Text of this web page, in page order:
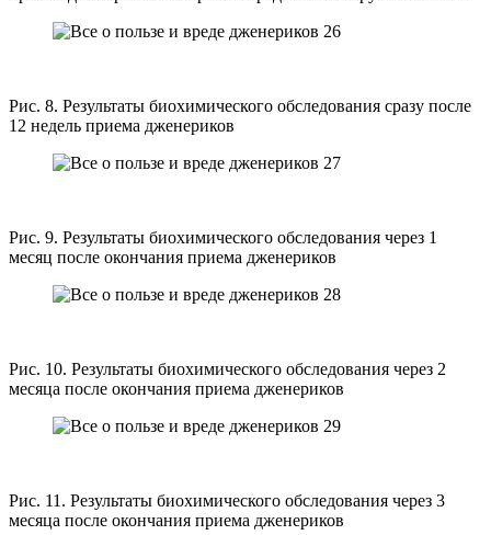
Рис. 8. Результаты биохимического обследования сразу после
12 недель приема дженериков
Рис. 9. Результаты биохимического обследования через 1
месяц после окончания приема дженериков
Рис. 10. Результаты биохимического обследования через 2
месяца после окончания приема дженериков
Рис. 11. Результаты биохимического обследования через 3
месяца после окончания приема дженериков